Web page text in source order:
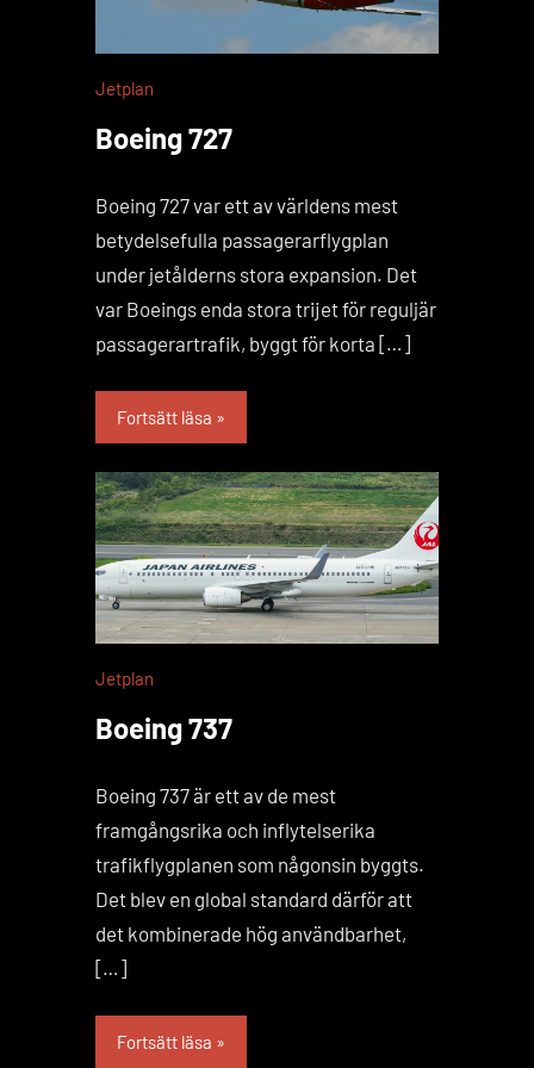
Jetplan
Boeing 727
Boeing 727 var ett av världens mest
betydelsefulla passagerarflygplan
under jetålderns stora expansion. Det
var Boeings enda stora trijet för reguljär
passagerartrafik, byggt för korta […]
Fortsätt läsa
Jetplan
Boeing 737
Boeing 737 är ett av de mest
framgångsrika och inflytelserika
trafikflygplanen som någonsin byggts.
Det blev en global standard därför att
det kombinerade hög användbarhet,
[…]
Fortsätt läsa